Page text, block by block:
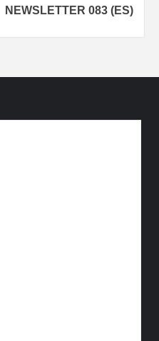
NEWSLETTER 083 (ES)